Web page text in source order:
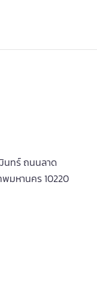
นทร์ ถนนลาด
พมหานคร 10220